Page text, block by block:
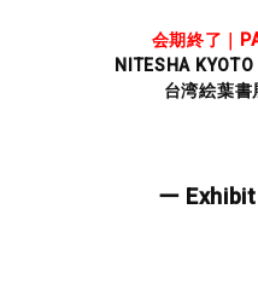
会期終了｜
NITESHA
台湾絵葉書
ー